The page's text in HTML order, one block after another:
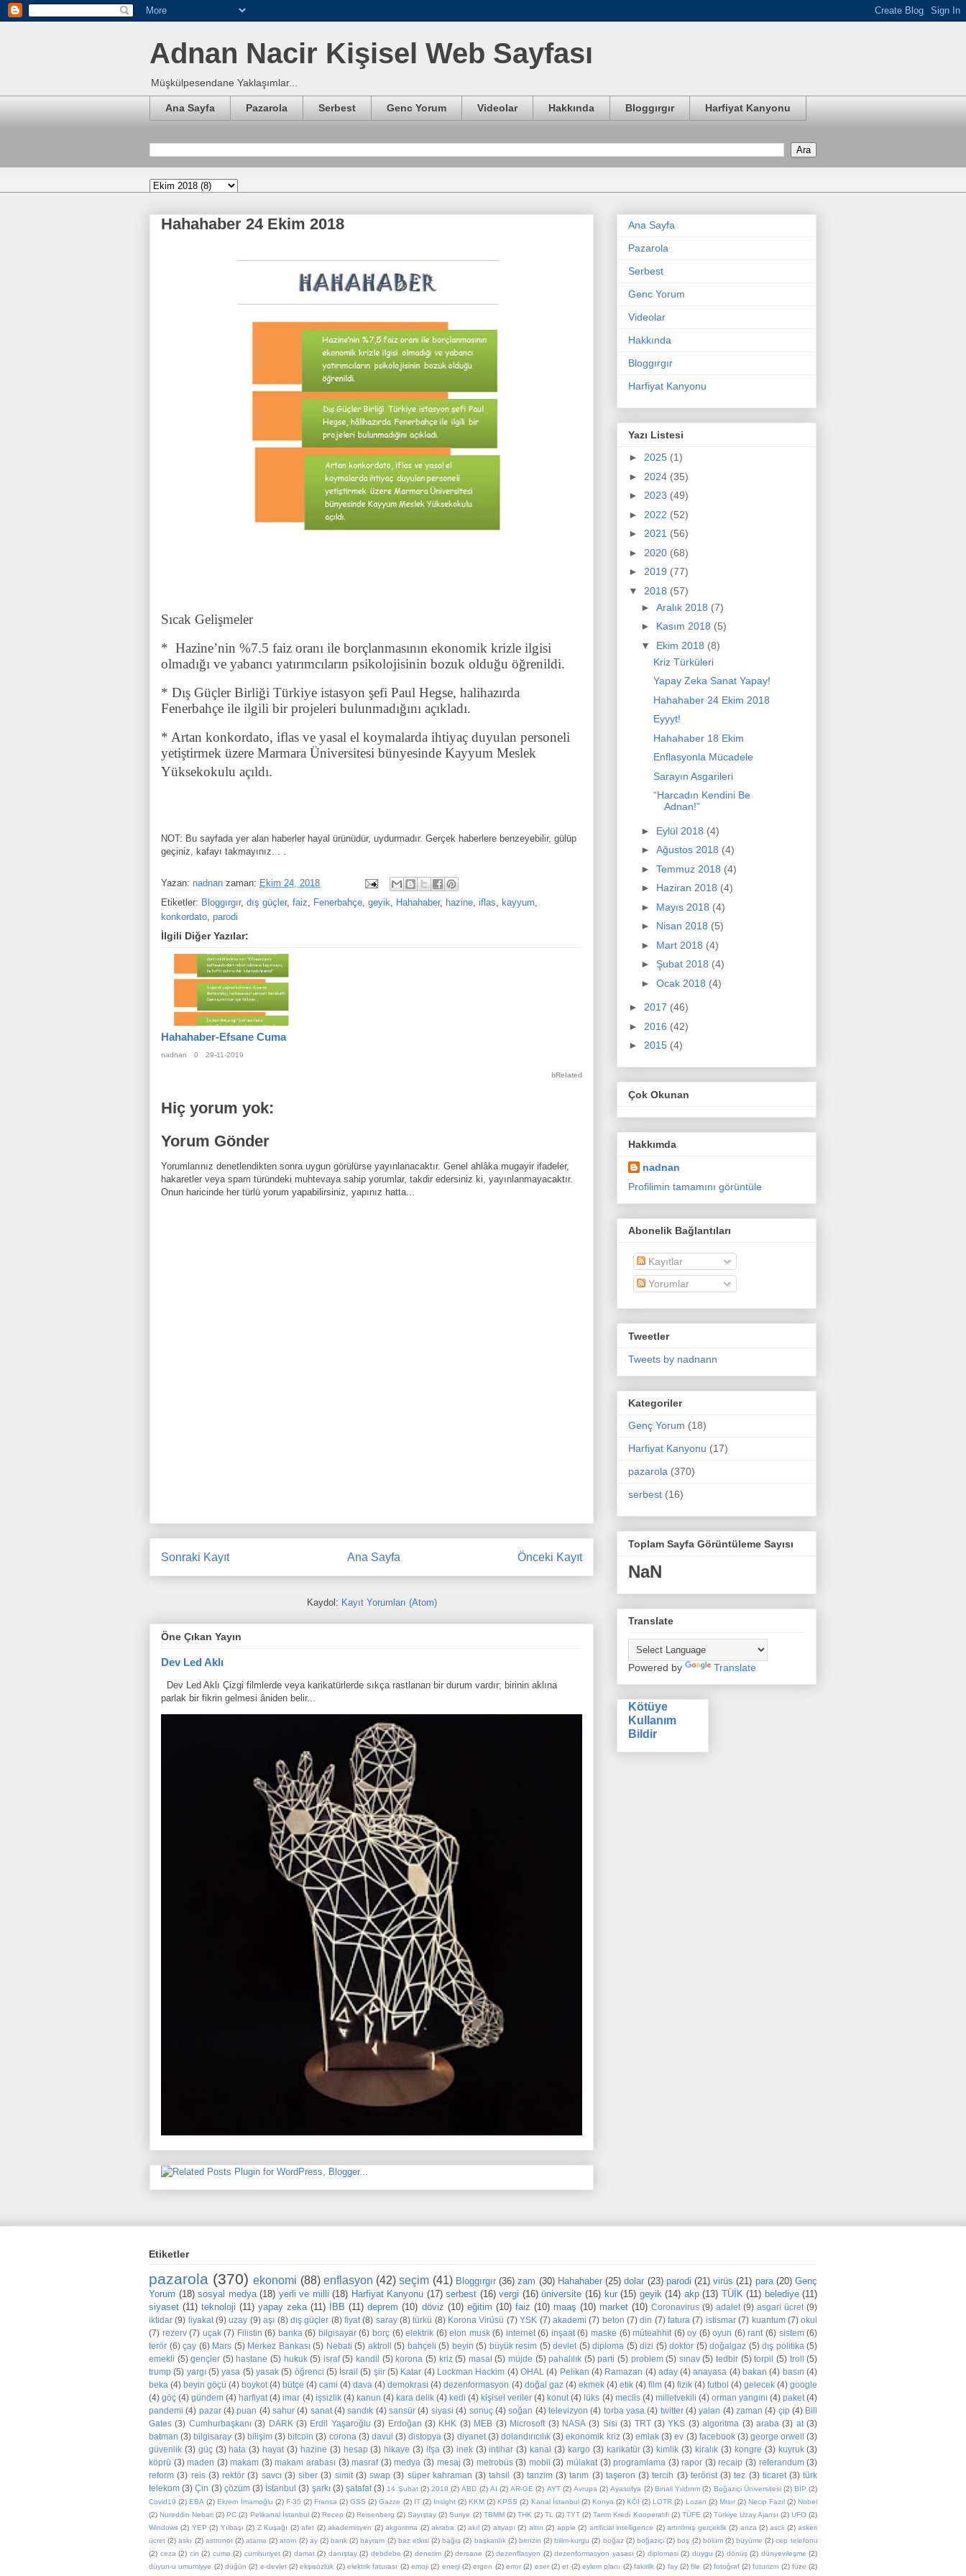
Adnan Nacir Kişisel Web Sayfası
Müşkülpesendane Yaklaşımlar...
Ana Sayfa Pazarola Serbest Genc Yorum Videolar Hakkında Bloggırgır Harfiyat Kanyonu
Hahahaber 24 Ekim 2018
Sıcak Gelişmeler
* Hazine’nin %7.5 faiz oranı ile borçlanmasının ekonomik krizle ilgisi
olmadığı ve yabancı yatırımcıların psikolojisinin bozuk olduğu öğrenildi.
* Dış Güçler Birliği Türkiye istasyon şefi Paul Hegse, halihazırda
Fenerbahçe ile ilgili bir projeleri bulunmadığını açıkladı.
* Artan konkordato, iflas ve yasal el koymalarda ihtiyaç duyulan personeli
yetiştirmek üzere Marmara Üniversitesi bünyesinde Kayyum Meslek
Yüksekokulu açıldı.
NOT: Bu sayfada yer alan haberler hayal ürünüdür, uydurmadır. Gerçek haberlere benzeyebilir, gülüp
geçiniz, kafayı takmayınız. . .
Yazan: nadnan zaman: Ekim 24, 2018
Etiketler: Bloggırgır, dış güçler, faiz Fenerbahçe geyik Hahahaber, hazine iflas kayyum
konkordato parodi
İlgili Diğer Yazılar:
Hahahaber-Efsane Cuma
nadnan 0 29-11-2019
bRelated
Hiç yorum yok:
Yorum Gönder
Yorumlarınız denetlendikten sonra uygun görülürse yayınlanacaktır. Genel ahlâka mugayir ifadeler,
hakaretler veya spam türündeki muhtevaya sahip yorumlar, takdir edersiniz ki, yayınlanmayacaktır.
Onun haricinde her türlü yorum yapabilirsiniz, yapınız hatta...
Sonraki Kayıt Önceki Kayıt
Ana Sayfa
Kaydol: Kayıt Yorumları (Atom)
Öne Çıkan Yayın
Dev Led Aklı
Dev Led Aklı Çizgi filmlerde veya karikatürlerde sıkça rastlanan bir durum vardır; birinin aklına
parlak bir fikrin gelmesi âniden belir...
Ana Sayfa
Pazarola
Serbest
Genc Yorum
Videolar
Hakkında
Bloggırgır
Harfiyat Kanyonu
Yazı Listesi
► 2025 (1)
► 2024 (35)
► 2023 (49)
► 2022 (52)
► 2021 (56)
► 2020 (68)
► 2019 (77)
▼ 2018 (57)
► Aralık 2018 (7)
► Kasım 2018 (5)
▼ Ekim 2018 (8)
Kriz Türküleri
Yapay Zeka Sanat Yapay!
Hahahaber 24 Ekim 2018
Eyyyt!
Hahahaber 18 Ekim
Enflasyonla Mücadele
Sarayın Asgarileri
“Harcadın Kendini Be
Adnan!”
► Eylül 2018 (4)
► Ağustos 2018 (4)
► Temmuz 2018 (4)
► Haziran 2018 (4)
► Mayıs 2018 (4)
► Nisan 2018 (5)
► Mart 2018 (4)
► Şubat 2018 (4)
► Ocak 2018 (4)
► 2017 (46)
► 2016 (42)
► 2015 (4)
Çok Okunan
Hakkımda
nadnan
Profilimin tamamını görüntüle
Abonelik Bağlantıları
Kayıtlar
Yorumlar
Tweetler
Tweets by nadnann
Kategoriler
Genç Yorum (18)
Harfiyat Kanyonu (17)
pazarola (370)
serbest (16)
Toplam Sayfa Görüntüleme Sayısı
NaN
Translate
Powered by Translate
Kötüye
Kullanım
Bildir
Etiketler
pazarola (370) ekonomi (88) enflasyon (42) seçim (41) Bloggırgır (36) zam (30) Hahahaber (25) dolar (23) parodi (21) virüs (21) para (20) Genç
Yorum (18) sosyal medya (18) yerli ve milli (18) Harfiyat Kanyonu (17) serbest (16) vergi (16) üniversite (16) kur (15) geyik (14) akp (13) TÜİK (11) belediye (11)
siyaset (11) teknoloji (11) yapay zeka (11) İBB (11) deprem (10) döviz (10) eğitim (10) faiz (10) maaş (10) market (10) Coronavirus (9) adalet (9) asgari ücret (9)
iktidar (9) liyakat (9) uzay (9) aşı (8) dış güçler (8) fiyat (8) saray (8) türkü (8) Korona Virüsü (7) YSK (7) akademi (7) beton (7) din (7) fatura (7) istismar (7) kuantum (7) okul
(7) rezerv (7) uçak (7) Filistin (6) banka (6) bilgisayar (6) borç (6) elektrik (6) elon musk (6) internet (6) inşaat (6) maske (6) müteahhit (6) oy (6) oyun (6) rant (6) sistem (6)
terör (6) çay (6) Mars (5) Merkez Bankası (5) Nebati (5) aktroll (5) bahçeli (5) beyin (5) büyük resim (5) devlet (5) diploma (5) dizi (5) doktor (5) doğalgaz (5) dış politika (5)
emekli (5) gençler (5) hastane (5) hukuk (5) israf (5) kandil (5) korona (5) kriz (5) masal (5) müjde (5) pahalılık (5) parti (5) problem (5) sınav (5) tedbir (5) torpil (5) troll
(5)
trump (5) yargı (5) yasa (5) yasak (5) öğrenci (5) İsrail (5) şiir (5) Katar (4) Lockman Hackim (4) OHAL (4) Pelikan (4) Ramazan (4) aday (4) anayasa (4) bakan (4) basın (4)
beka (4) beyin göçü (4) boykot (4) bütçe (4) cami (4) dava (4) demokrasi (4) dezenformasyon (4) doğal gaz (4) ekmek (4) etik (4) film (4) fizik (4) futbol (4) gelecek (4) google
(4) göç (4) gündem (4) harfiyat (4) imar (4) işsizlik (4) kanun (4) kara delik (4) kedi (4) kişisel veriler (4) konut (4) lüks (4) meclis (4) milletvekili (4) orman yangını (4) paket (4)
pandemi (4) pazar (4) puan (4) sahur (4) sanat (4) sandık (4) sansür (4) siyasi (4) sonuç (4) soğan (4) televizyon (4) torba yasa (4) twitter (4) yalan (4) zaman (4) çip (4) Bill
Gates (3) Cumhurbaşkanı (3) DARK (3) Erdil Yaşaroğlu (3) Erdoğan (3) KHK (3) MEB (3) Microsoft (3) NASA (3) Sisi (3) TRT (3) YKS (3) algoritma (3) araba (3) at (3)
batman (3) bilgisaray (3) bilişim (3) bitcoin (3) corona (3) davul (3) distopya (3) diyanet (3) dolandırıcılık (3) ekonomik kriz (3) emlak (3) ev (3) facebook (3) george orwell
(3)
güvenlik (3) güç (3) hata (3) hayat (3) hazine (3) hesap (3) hikaye (3) ifşa (3) inek (3) intihar (3) kanal (3) kargo (3) karikatür (3) kimlik (3) kiralık (3) kongre (3) kuyruk (3)
köprü (3) maden (3) makam (3) makam arabası (3) masraf (3) medya (3) mesaj (3) metrobüs (3) mobil (3) mülakat (3) programlama (3) rapor (3) recaip (3) referandum (3)
reform (3) reis (3) rektör (3) savcı (3) siber (3) simit (3) swap (3) süper kahraman (3) tahsil (3) tanzim (3) tarım (3) taşeron (3) tercih (3) terörist (3) tez (3) ticaret (3) türk
telekom (3) Çin (3) çözüm (3) İstanbul (3) şarkı (3) şatafat (3) 14 Şubat (2) 2019 (2) ABD (2) AI (2) AR-GE (2) AYT (2) Avrupa (2) Ayasofya (2) Binali Yıldırım (2) Boğaziçi Üniversitesi (2) BİP (2)
Covid19 (2) EBA (2) Ekrem İmamoğlu (2) F-35 (2) Fransa (2) GSS (2) Gazze (2) IT (2) Insight (2) KKM (2) KPSS (2) Kanal İstanbul (2) Konya (2) KÖİ (2) LOTR (2) Lozan (2) Mısır (2) Necip Fazıl (2) Nobel
(2) Nureddin Nebati (2) PC (2) Pelikanal İstanbul (2) Recep (2) Reisenberg (2) Sayıştay (2) Suriye (2) TBMM (2) THK (2) TL (2) TYT (2) Tarım Kredi Kooperatifi (2) TÜFE (2) Türkiye Uzay Ajansı (2) UFO (2)
Windows (2) YEP (2) Yılbaşı (2) Z Kuşağı (2) afet (2) akademisyen (2) akgoritma (2) akraba (2) akıl (2) altyapı (2) altın (2) apple (2) artificial intelligence (2) artırılmış gerçeklik (2) arıza (2) ascii (2) askeri
ücret (2) askı (2) astronot (2) atama (2) atom (2) ay (2) bank (2) bayram (2) baz etkisi (2) bağış (2) başkanlık (2) benzin (2) bilim-kurgu (2) boğaz (2) boğaziçi (2) boş (2) bölüm (2) büyüme (2) cep telefonu
(2) ceza (2) cin (2) cuma (2) cumhuriyet (2) damat (2) danıştay (2) debdebe (2) denetim (2) dersane (2) dezenflasyon (2) dezenformasyon yasası (2) diplomasi (2) duygu (2) dönüş (2) dünyevileşme (2)
düyun-u umumiyye (2) düğün (2) e-devlet (2) ekşisözlük (2) elektrik faturası (2) emoji (2) enerji (2) ergen (2) error (2) eser (2) et (2) eylem planı (2) fakirlik (2) fay (2) file (2) fotoğraf (2) futurizm (2) füze (2)